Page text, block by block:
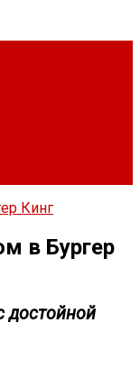
Кинг
в Бургер
достойной